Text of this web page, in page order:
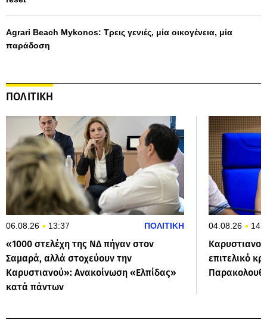
Agrari Beach Mykonos: Τρεις γενιές, μία οικογένεια, μία
παράδοση
ΠΟΛΙΤΙΚΗ
06.08.26 13:37 ΠΟΛΙΤΙΚΗ
«1000 στελέχη της ΝΔ πήγαν στον
Σαμαρά, αλλά στοχεύουν την
Καρυστιανού»: Ανακοίνωση «Ελπίδας»
κατά πάντων
04.08.26
επιτελικό